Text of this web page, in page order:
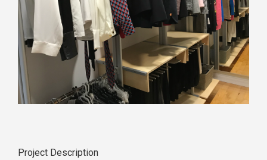
Project Description